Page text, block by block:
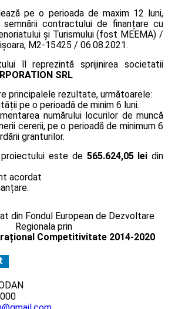
pe o perioada de maxim 12 luni,
contractului de finanțare cu
și Turismului (fost MEEMA) /
M2-15425 / 06.08.2021.
îl reprezintă sprijinirea societatii
SRL
principalele rezultate, următoarele:
pe o perioadă de minim 6 luni.
numărului locurilor de muncă
cererii, pe o perioadă de minimum 6
granturilor.
este de 565.624,05 lei din
acordat
din Fondul European de Dezvoltare
Regionala prin
Competitivitate 2014-2020